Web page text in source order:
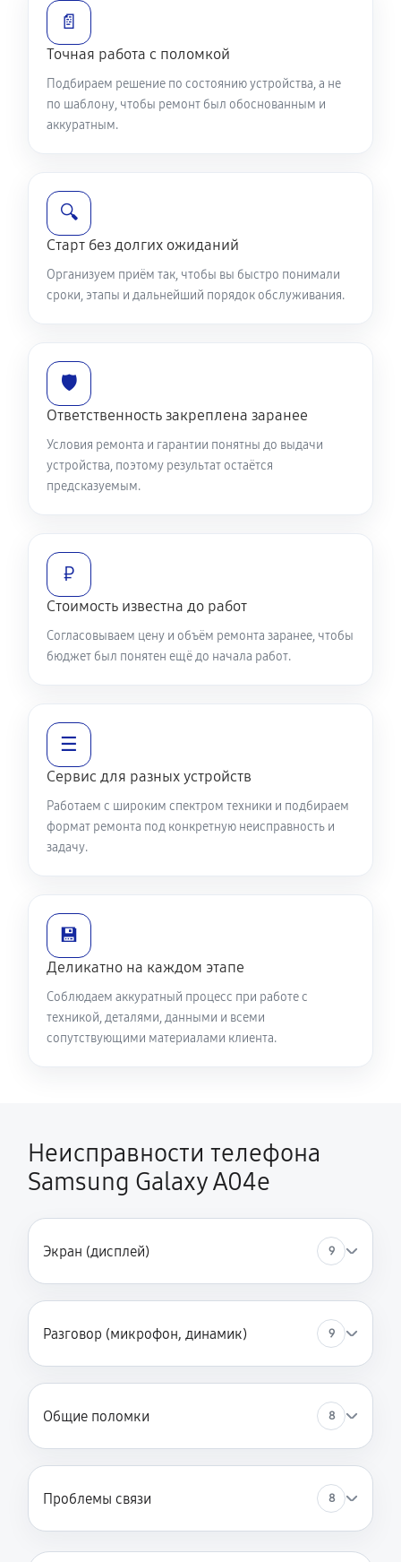
📄
Точная работа с поломкой
Подбираем решение по состоянию устройства, а не
по шаблону, чтобы ремонт был обоснованным и
аккуратным.
🔍
Старт без долгих ожиданий
Организуем приём так, чтобы вы быстро понимали
сроки, этапы и дальнейший порядок обслуживания.
🛡️
Ответственность закреплена заранее
Условия ремонта и гарантии понятны до выдачи
устройства, поэтому результат остаётся
предсказуемым.
₽
Стоимость известна до работ
Согласовываем цену и объём ремонта заранее, чтобы
бюджет был понятен ещё до начала работ.
☰
Сервис для разных устройств
Работаем с широким спектром техники и подбираем
формат ремонта под конкретную неисправность и
задачу.
💾
Деликатно на каждом этапе
Соблюдаем аккуратный процесс при работе с
техникой, деталями, данными и всеми
сопутствующими материалами клиента.
Неисправности телефона
Samsung Galaxy A04e
Экран (дисплей) 9
Разговор (микрофон, динамик) 9
Общие поломки 8
Проблемы связи 8